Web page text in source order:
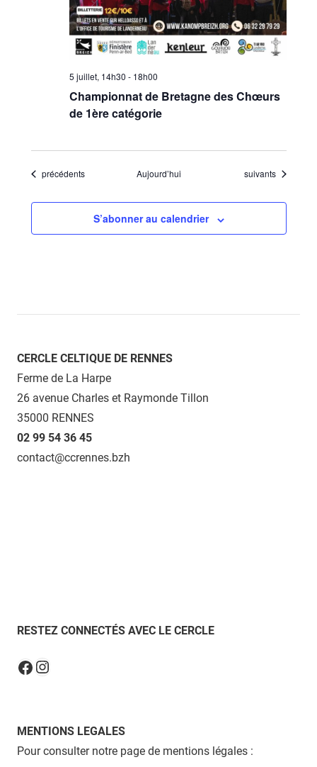
5 juillet, 14h30 - 18h00
Championnat de Bretagne des Chœurs
de 1ère catégorie
Évènements
précédents Aujourd’hui Évènements
suivants
S’abonner au calendrier
CERCLE CELTIQUE DE RENNES
Ferme de La Harpe
26 avenue Charles et Raymonde Tillon
35000 RENNES
02 99 54 36 45
contact@ccrennes.bzh
RESTEZ CONNECTÉS AVEC LE CERCLE
Facebook
Instagram
MENTIONS LEGALES
Pour consulter notre page de mentions légales :